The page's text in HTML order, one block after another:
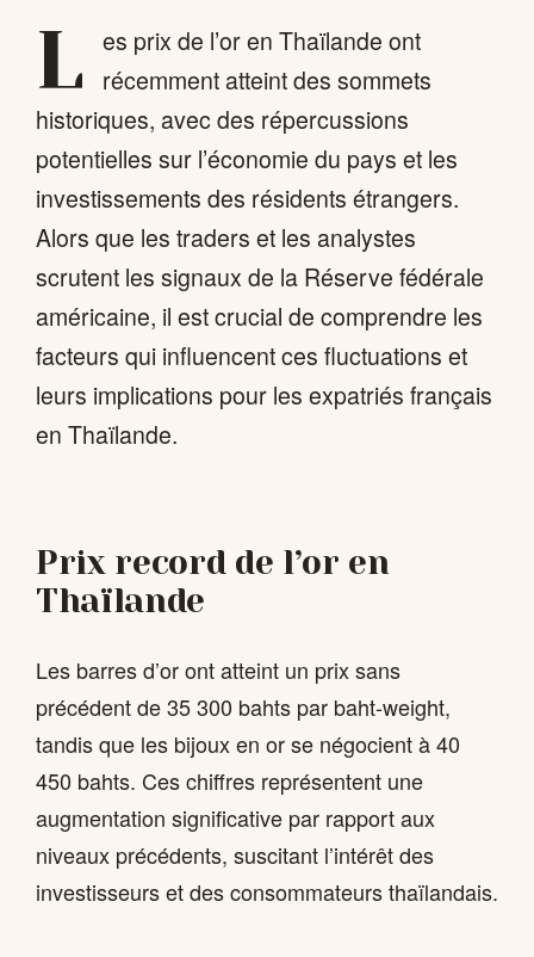
L
es prix de l’or en Thaïlande ont
récemment atteint des sommets
historiques, avec des répercussions
potentielles sur l’économie du pays et les
investissements des résidents étrangers.
Alors que les traders et les analystes
scrutent les signaux de la Réserve fédérale
américaine, il est crucial de comprendre les
facteurs qui influencent ces fluctuations et
leurs implications pour les expatriés français
en Thaïlande.
Prix record de l’or en
Thaïlande
Les barres d’or ont atteint un prix sans
précédent de 35 300 bahts par baht-weight,
tandis que les bijoux en or se négocient à 40
450 bahts. Ces chiffres représentent une
augmentation significative par rapport aux
niveaux précédents, suscitant l’intérêt des
investisseurs et des consommateurs thaïlandais.